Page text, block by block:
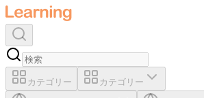
カテゴリー カテゴリー